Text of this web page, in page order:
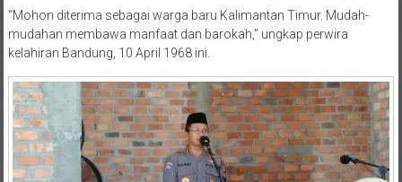
“Mohon diterima sebagai warga baru Kalimantan Timur. Mudah-
mudahan membawa manfaat dan barokah,” ungkap perwira
kelahiran Bandung, 10 April 1968 ini.